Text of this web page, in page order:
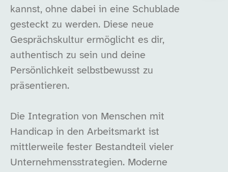
kannst, ohne dabei in eine Schublade
gesteckt zu werden. Diese neue
Gesprächskultur ermöglicht es dir,
authentisch zu sein und deine
Persönlichkeit selbstbewusst zu
präsentieren.
Die Integration von Menschen mit
Handicap in den Arbeitsmarkt ist
mittlerweile fester Bestandteil vieler
Unternehmensstrategien. Moderne